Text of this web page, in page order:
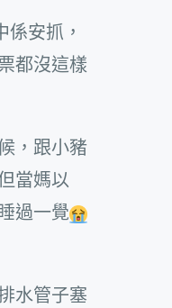
安抓，
都沒這樣
，跟小豬
當媽以
過一覺
水管子塞